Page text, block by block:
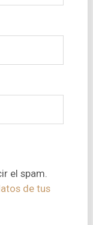
el spam.
de tus